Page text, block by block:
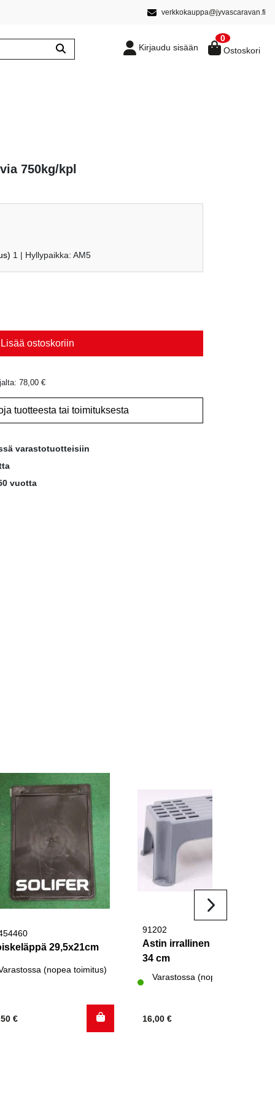
verkkokauppa@jyvascaravan.fi
Kirjaudu sisään
0
Ostoskori
750kg/kpl
1 | Hyllypaikka: AM5
Lisää ostoskoriin
78,00 €
tuotteesta tai toimituksesta
varastotuotteisiin
vuotta
29,5x21cm
(nopea toimitus)
€
91202
Astin irrallinen muovi 50 *
34 cm
Varastossa (nopea toimitus)
16,00€